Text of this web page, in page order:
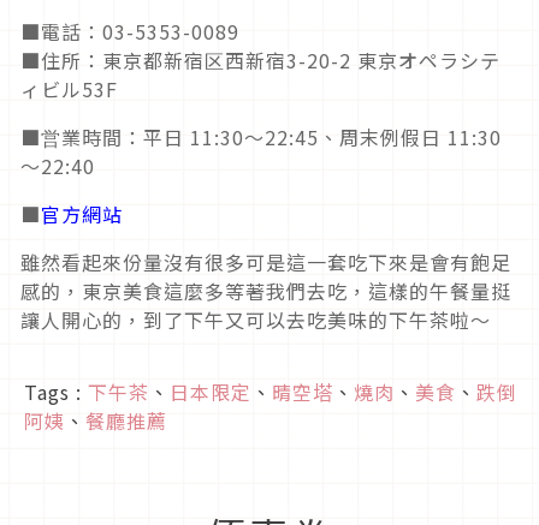
■電話：03-5353-0089
■住所：東京都新宿区西新宿3-20-2 東京オペラシテ
ィビル53F
■営業時間：平日 11:30～22:45、周末例假日 11:30
～22:40
■官方網站
雖然看起來份量沒有很多可是這一套吃下來是會有飽足
感的，東京美食這麼多等著我們去吃，這樣的午餐量挺
讓人開心的，到了下午又可以去吃美味的下午茶啦～
Tags : 下午茶 、 日本限定 、 晴空塔 、 燒肉 、 美食 、 跌倒
阿姨 、 餐廳推薦